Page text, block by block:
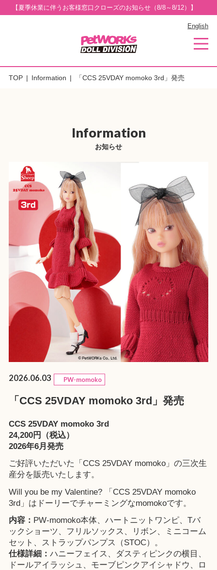
【夏季休業に伴うお客様窓口クローズのお知らせ（8/8～8/12）】
English
TOP Information 「CCS 25VDAY momoko 3rd」発売
Information
お知らせ
2026.06.03 PW-momoko
「CCS 25VDAY momoko 3rd」発売
CCS 25VDAY momoko 3rd
24,200円（税込）
2026年6月発売
ご好評いただいた「CCS 25VDAY momoko」の三次生
産分を販売いたします。
Will you be my Valentine? 「CCS 25VDAY momoko
3rd」はドーリーでチャーミングなmomokoです。
内容： PW-momoko本体、ハートニットワンピ、Tバ
ックショーツ、フリルソックス、リボン、ミニコーム
セット、ストラップパンプス（STOC）。
仕様詳細： ハニーフェイス、ダスティピンクの横目、
ドールアイラッシュ、モーブピンクアイシャドウ、ロ